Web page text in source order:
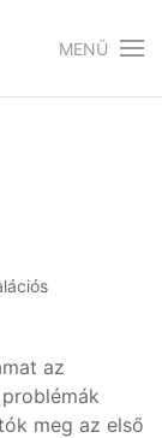
MENÜ
az
meg az első